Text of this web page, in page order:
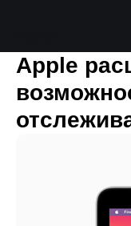
Apple